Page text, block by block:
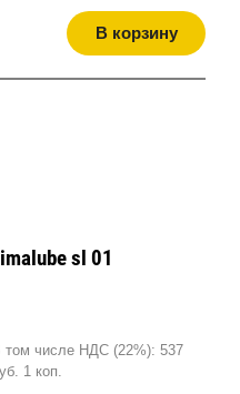
В корзину
sl 01
том числе НДС (22%): 537
1 коп.